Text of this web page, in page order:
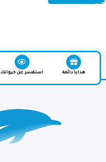
هدايا دائمة استفسر عن حيوانك